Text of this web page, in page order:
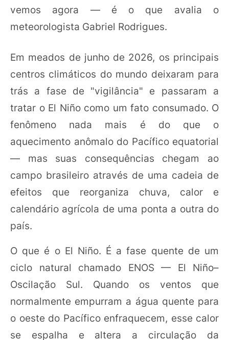
vemos agora — é o que avalia o
meteorologista Gabriel Rodrigues.
Em meados de junho de 2026, os principais
centros climáticos do mundo deixaram para
trás a fase de "vigilância" e passaram a
tratar o El Niño como um fato consumado. O
fenômeno nada mais é do que o
aquecimento anômalo do Pacífico equatorial
— mas suas consequências chegam ao
campo brasileiro através de uma cadeia de
efeitos que reorganiza chuva, calor e
calendário agrícola de uma ponta a outra do
país.
O que é o El Niño. É a fase quente de um
ciclo natural chamado ENOS — El Niño–
Oscilação Sul. Quando os ventos que
normalmente empurram a água quente para
o oeste do Pacífico enfraquecem, esse calor
se espalha e altera a circulação da